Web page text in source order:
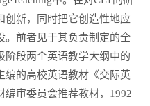
创新，同时把它创造性地应
。前者见于其负责制定的全
阶段两个英语教学大纲中的
编的高校英语教材《交际英
审委员会推荐教材，1992